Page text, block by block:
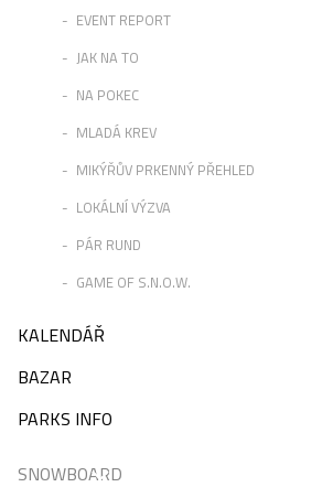
EVENT REPORT
JAK NA TO
NA POKEC
MLADÁ KREV
MIKÝŘŮV PRKENNÝ PŘEHLED
LOKÁLNÍ VÝZVA
PÁR RUND
GAME OF S.N.O.W.
KALENDÁŘ
BAZAR
PARKS INFO
SNOWBOARD